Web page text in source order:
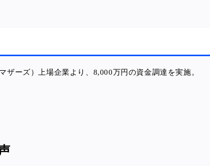
ザーズ）上場企業より、8,000万円の資金調達を実施。